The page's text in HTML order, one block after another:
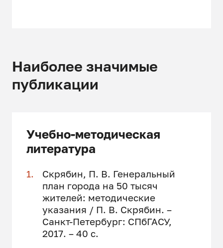
Наиболее значимые
публикации
Учебно-методическая
литература
Скрябин, П. В. Генеральный
план города на 50 тысяч
жителей: методические
указания / П. В. Скрябин. –
Санкт-Петербург: СПбГАСУ,
2017. – 40 с.